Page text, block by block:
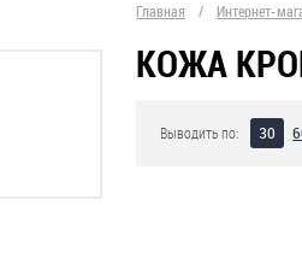
Главная / Интернет-
КОЖА
Выводить по: 30